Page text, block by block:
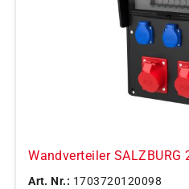
Wandverteiler
Art. Nr.: 1703720120098